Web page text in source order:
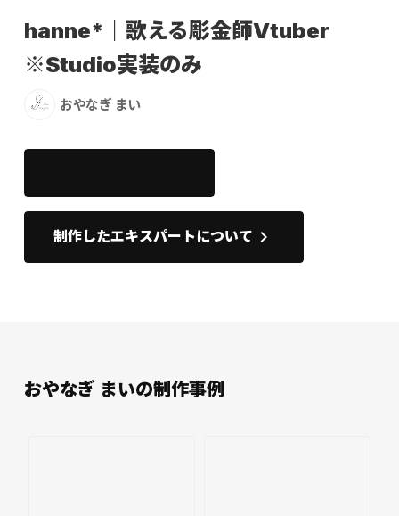
hanne*｜歌える彫金師Vtuber
※Studio実装のみ
おやなぎ まい
制作したエキスパートについて keyboard_arrow_right
おやなぎ まいの制作事例